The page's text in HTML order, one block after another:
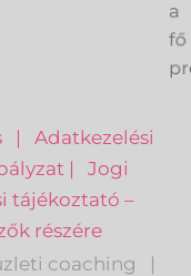
a
fő
| Adatkezelési
| Jogi
tájékoztató –
részére
coaching
|